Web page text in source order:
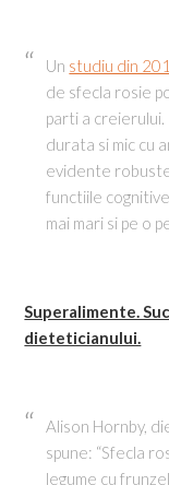
Un studiu din
de sfecla rosie
parti a
durata si mic cu
evidente
functiile
mai mari si pe o
Superalimente.
dieteticianului.
Alison Hornby,
spune: “Sfecla
legume cu